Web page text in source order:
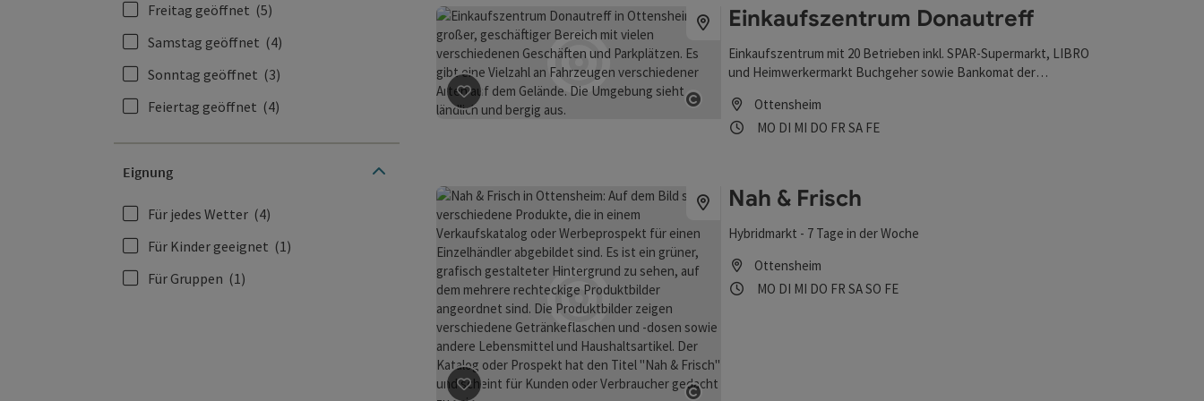
Freitag geöffnet (5)
Samstag geöffnet (4)
Sonntag geöffnet (3)
Feiertag geöffnet (4)
Eignung
Für jedes Wetter (4)
Für Kinder geeignet (1)
Für Gruppen (1)
Copyright öffnen
Beitrag merken: Einkaufszentrum Donautreff
Einkaufszentrum Donautreff
Einkaufszentrum mit 20 Betrieben inkl. SPAR-Supermarkt, LIBRO
und Heimwerkermarkt Buchgeher sowie Bankomat der
Ottensheim
Öffnungszeiten
MO Montag geöffnet
DI Dienstag geöffnet
MI Mittwoch geöffnet
DO Donnerstag geöffnet
FR Freitag geöffnet
SA Samstag geöffnet
FEFeiertag geöffnet
Nah & Frisch
Hybridmarkt - 7 Tage in der Woche
Ottensheim
Öffnungszeiten
MO Montag geöffnet
DI Dienstag geöffnet
MI Mittwoch geöffnet
DO Donnerstag geöffnet
FR Freitag geöffnet
SASamstag geöffnet
SO Sonntag geöffnet
FEFeiertag geöffnet